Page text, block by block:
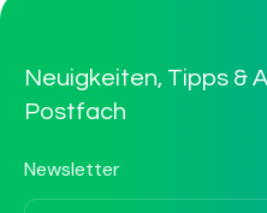
Neuigkeiten, Tipps &
Postfach
Newsletter